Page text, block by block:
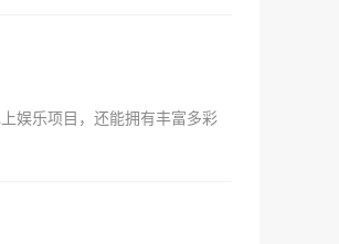
娱乐项目，还能拥有丰富多彩